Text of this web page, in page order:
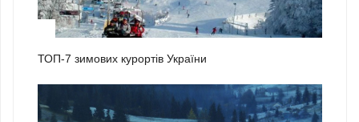
ТОП-7 зимових курортів України